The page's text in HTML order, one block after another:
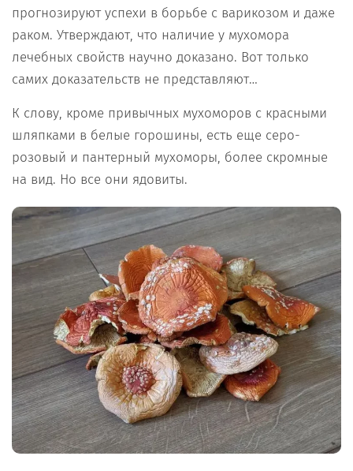
прогнозируют успехи в борьбе с варикозом и даже
раком. Утверждают, что наличие у мухомора
лечебных свойств научно доказано. Вот только
самих доказательств не представляют…
К слову, кроме привычных мухоморов с красными
шляпками в белые горошины, есть еще серо-
розовый и пантерный мухоморы, более скромные
на вид. Но все они ядовиты.